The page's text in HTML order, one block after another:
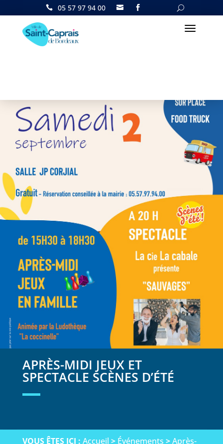
05 57 97 94 00  
APRÈS-MIDI JEUX ET
SPECTACLE SCÈNES D’ÉTÉ
VOUS ÊTES ICI : Accueil > Événements >Après-